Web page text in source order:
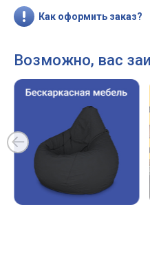
Как оформить заказ?
Возможно, вас